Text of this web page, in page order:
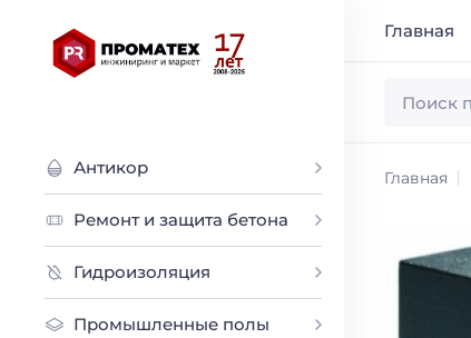
Главная
Главная
Антикор
Ремонт и защита бетона
Гидроизоляция
Промышленные полы